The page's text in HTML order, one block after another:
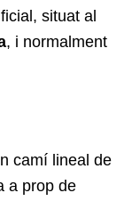
situat al
, i normalment
camí lineal de
a prop de